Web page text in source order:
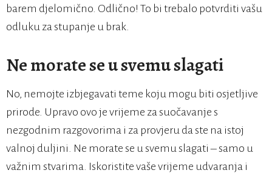
barem djelomično. Odlično! To bi trebalo potvrditi vašu
odluku za stupanje u brak.
Ne morate se u svemu slagati
No, nemojte izbjegavati teme koju mogu biti osjetljive
prirode. Upravo ovo je vrijeme za suočavanje s
nezgodnim razgovorima i za provjeru da ste na istoj
valnoj duljini. Ne morate se u svemu slagati – samo u
važnim stvarima. Iskoristite vaše vrijeme udvaranja i